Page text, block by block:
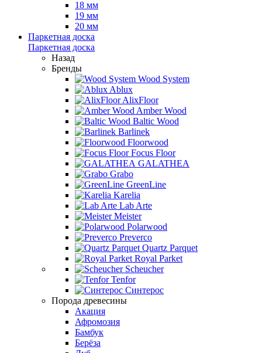
18 мм
19 мм
20 мм
Паркетная доска
Паркетная доска
Назад
Бренды
Wood System
Ablux
AlixFloor
Amber Wood
Baltic Wood
Barlinek
Floorwood
Focus Floor
GALATHEA
Grabo
GreenLine
Karelia
Lab Arte
Meister
Polarwood
Preverco
Quartz Parquet
Royal Parket
Scheucher
Tenfor
Синтерос
Порода древесины
Акация
Афромозия
Бамбук
Берёза